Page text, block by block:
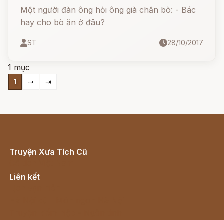
Một người đàn ông hỏi ông già chăn bò: - Bác
hay cho bò ăn ở đâu?
ST 28/10/2017
1 mục
1 ⇢ ⇥
Truyện Xưa Tích Cũ
Liên kết